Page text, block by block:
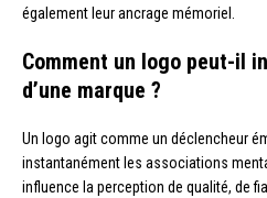
également leur ancrage mémoriel.
Comment un logo peut-il
d’une marque ?
Un logo agit comme un déclencheur
instantanément les associations
influence la perception de qualité, de